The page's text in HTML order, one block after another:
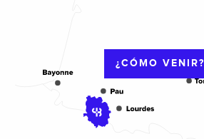
¿CÓMO VENIR?